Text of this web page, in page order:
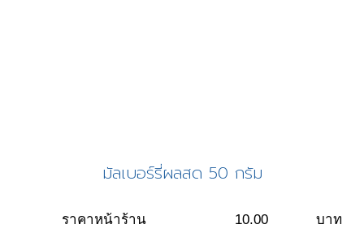
มัลเบอร์รี่ผลสด 50 กรัม
ราคาหน้าร้าน 10.00 บาท